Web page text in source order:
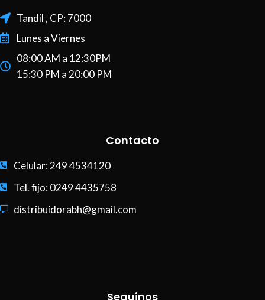
Tandil , CP: 7000
Lunes a Viernes
08:00 AM a 12:30PM
15:30 PM a 20:00 PM
Contacto
Celular: 249 4534120
Tel. fijo: 0249 4435758
distribuidorabh@gmail.com
Seguinos